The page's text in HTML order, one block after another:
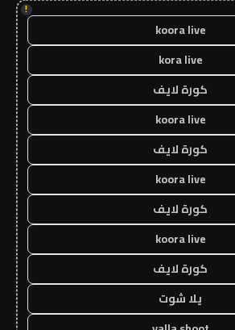
!
koora live
kora live
كورة لايف
koora live
كورة لايف
koora live
كورة لايف
koora live
كورة لايف
يلا شوت